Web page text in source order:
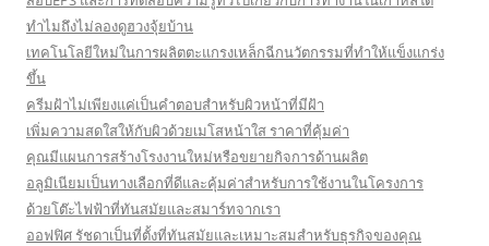
ทำไมถึงไม่ลองดูฮวงจุ้ยบ้าน
เทคโนโลยีใหม่ในการผลิตตะแกรงเหล็กฉีกนวัตกรรมที่ทำให้แข็งแกร่ง
ขึ้น
ครีมฝ้าไม่เพียงแค่เป็นคำตอบสำหรับผิวหน้าที่มีฝ้า
เพิ่มความสดใสให้กับผิวด้วยเมโสหน้าใส ราคาที่คุ้มค่า
คุณมีแผนการสร้างโรงงานใหม่หรือขยายกิจการด้านผลิต
อลูมิเนียมเป็นทางเลือกที่ดีและคุ้มค่าสำหรับการใช้งานในโครงการ
ด้วยโต๊ะไฟฟ้าที่ทันสมัยและสมาร์ทจากเรา
ออฟฟิศ รัชดาเป็นที่ตั้งที่ทันสมัยและเหมาะสมสำหรับธุรกิจของคุณ